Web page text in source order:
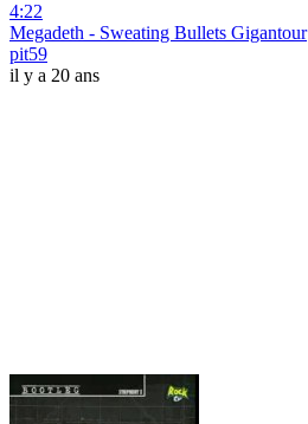
4:22
Megadeth - Sweating Bullets Gigantour
pit59
il y a 20 ans